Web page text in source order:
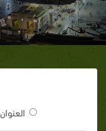
العنوان